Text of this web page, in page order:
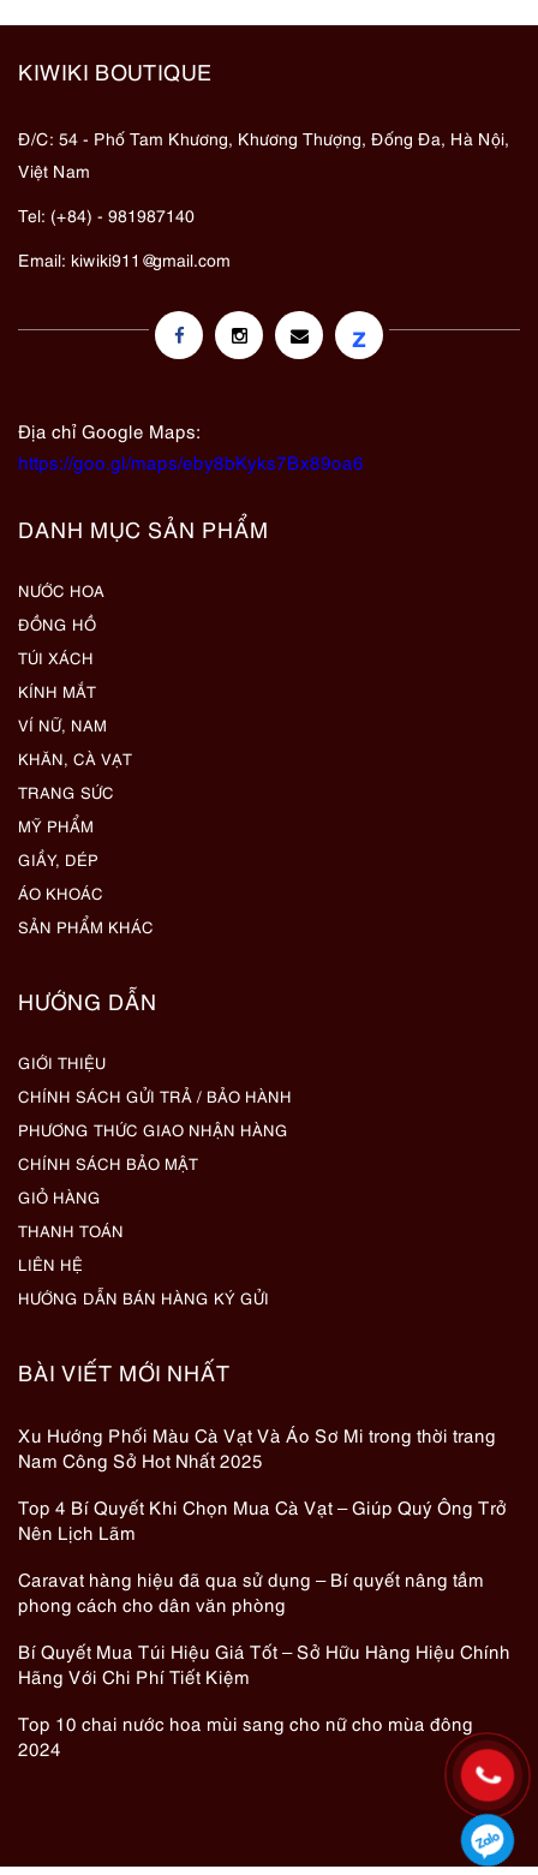
KIWIKI BOUTIQUE
Đ/C: 54 - Phố Tam Khương, Khương Thượng, Đống Đa, Hà Nội,
Việt Nam
Tel: (+84) - 981987140
Email: kiwiki911@gmail.com
z
Địa chỉ Google Maps:
https://goo.gl/maps/eby8bKyks7Bx89oa6
DANH MỤC SẢN PHẨM
NƯỚC HOA
ĐỒNG HỒ
TÚI XÁCH
KÍNH MẮT
VÍ NỮ, NAM
KHĂN, CÀ VẠT
TRANG SỨC
MỸ PHẨM
GIẦY, DÉP
ÁO KHOÁC
SẢN PHẨM KHÁC
HƯỚNG DẪN
GIỚI THIỆU
CHÍNH SÁCH GỬI TRẢ / BẢO HÀNH
PHƯƠNG THỨC GIAO NHẬN HÀNG
CHÍNH SÁCH BẢO MẬT
GIỎ HÀNG
THANH TOÁN
LIÊN HỆ
HƯỚNG DẪN BÁN HÀNG KÝ GỬI
BÀI VIẾT MỚI NHẤT
Xu Hướng Phối Màu Cà Vạt Và Áo Sơ Mi trong thời trang
Nam Công Sở Hot Nhất 2025
Top 4 Bí Quyết Khi Chọn Mua Cà Vạt – Giúp Quý Ông Trở
Nên Lịch Lãm
Caravat hàng hiệu đã qua sử dụng – Bí quyết nâng tầm
phong cách cho dân văn phòng
Bí Quyết Mua Túi Hiệu Giá Tốt – Sở Hữu Hàng Hiệu Chính
Hãng Với Chi Phí Tiết Kiệm
Top 10 chai nước hoa mùi sang cho nữ cho mùa đông
2024